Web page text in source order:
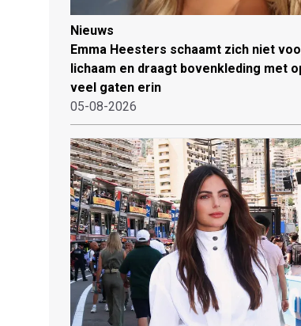
Nieuws
Emma Heesters schaamt zich niet
lichaam en draagt bovenkleding met
veel gaten erin
05-08-2026